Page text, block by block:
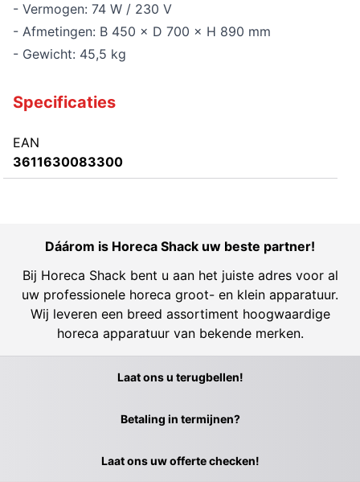
- Vermogen: 74 W / 230 V
- Afmetingen: B 450 × D 700 × H 890 mm
- Gewicht: 45,5 kg
Specificaties
EAN
3611630083300
Dáárom is Horeca Shack uw beste partner!
Bij Horeca Shack bent u aan het juiste adres voor al
uw professionele horeca groot- en klein apparatuur.
Wij leveren een breed assortiment hoogwaardige
horeca apparatuur van bekende merken.
Laat ons u terugbellen!
Betaling in termijnen?
Laat ons uw offerte checken!